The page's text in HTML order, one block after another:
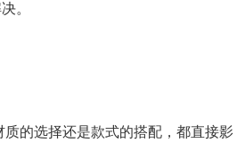
。
的选择还是款式的搭配，都直接影